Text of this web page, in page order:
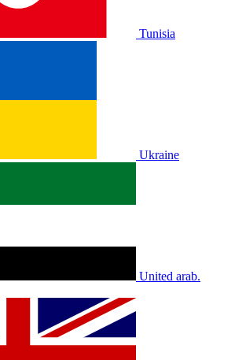
Tunisia
Ukraine
United arab.